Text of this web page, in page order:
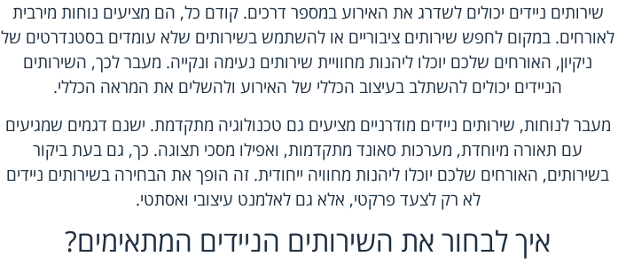
שירותים ניידים יכולים לשדרג את האירוע במספר דרכים. קודם כל, הם מציעים נוחות מירבית
לאורחים. במקום לחפש שירותים ציבוריים או להשתמש בשירותים שלא עומדים בסטנדרטים של
ניקיון, האורחים שלכם יוכלו ליהנות מחוויית שירותים נעימה ונקייה. מעבר לכך, השירותים
הניידים יכולים להשתלב בעיצוב הכללי של האירוע ולהשלים את המראה הכללי.
מעבר לנוחות, שירותים ניידים מודרניים מציעים גם טכנולוגיה מתקדמת. ישנם דגמים שמגיעים
עם תאורה מיוחדת, מערכות סאונד מתקדמות, ואפילו מסכי תצוגה. כך, גם בעת ביקור
בשירותים, האורחים שלכם יוכלו ליהנות מחוויה ייחודית. זה הופך את הבחירה בשירותים ניידים
לא רק לצעד פרקטי, אלא גם לאלמנט עיצובי ואסתטי.
איך לבחור את השירותים הניידים המתאימים?